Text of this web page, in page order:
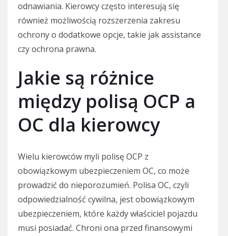
odnawiania. Kierowcy często interesują się
również możliwością rozszerzenia zakresu
ochrony o dodatkowe opcje, takie jak assistance
czy ochrona prawna.
Jakie są różnice
między polisą OCP a
OC dla kierowcy
Wielu kierowców myli polisę OCP z
obowiązkowym ubezpieczeniem OC, co może
prowadzić do nieporozumień. Polisa OC, czyli
odpowiedzialność cywilna, jest obowiązkowym
ubezpieczeniem, które każdy właściciel pojazdu
musi posiadać. Chroni ona przed finansowymi